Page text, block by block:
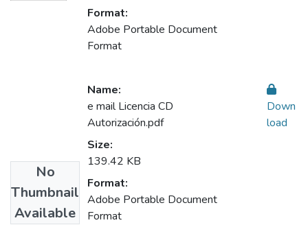
Format:
Adobe Portable Document
Format
No
Thumbnail
Available
Name:
e mail Licencia CD
Autorización.pdf
Size:
139.42 KB
Format:
Adobe Portable Document
Format
Down
load